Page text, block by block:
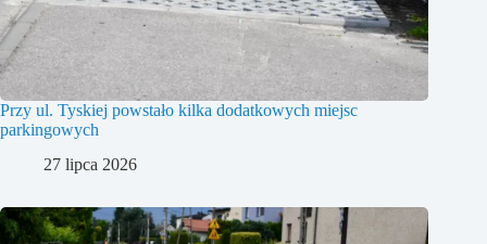
Przy ul. Tyskiej powstało kilka dodatkowych miejsc
parkingowych
27 lipca 2026